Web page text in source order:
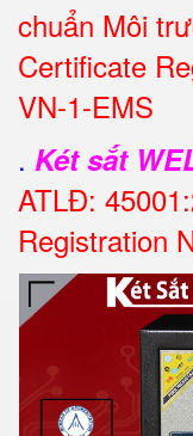
chuẩn Môi
Certificate
VN-1-EMS
. Két sắt
ATLĐ:
Registration